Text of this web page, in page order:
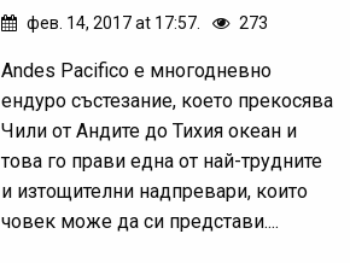
фев. 14, 2017 at 17:57. 273
Andes Pacifico е многодневно
ендуро състезание, което прекосява
Чили от Андите до Тихия океан и
това го прави една от най-трудните
и изтощителни надпревари, които
човек може да си представи....